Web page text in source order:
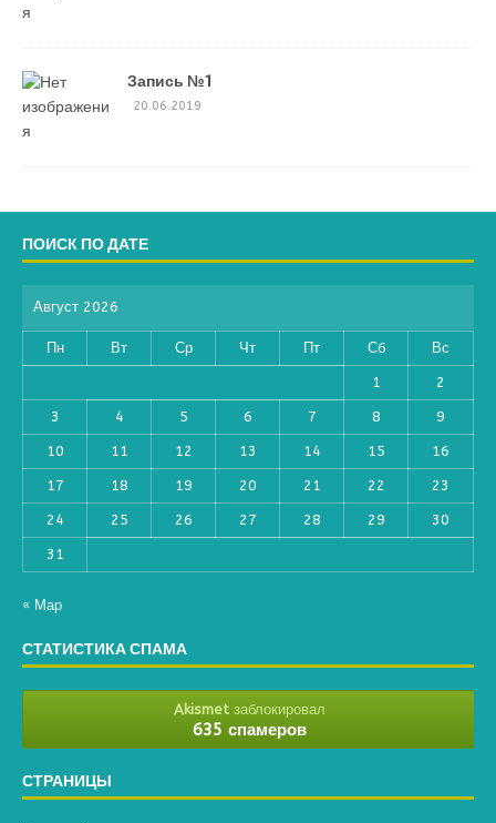
Запись №1
20.06.2019
ПОИСК ПО ДАТЕ
Август 2026
Пн Вт Ср Чт Пт Сб Вс
1 2
3 4 5 6 7 8 9
10 11 12 13 14 15 16
17 18 19 20 21 22 23
24 25 26 27 28 29 30
31
« Мар
СТАТИСТИКА СПАМА
Akismetзаблокировал
635 спамеров
СТРАНИЦЫ